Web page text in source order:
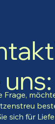
Frage,
sich für